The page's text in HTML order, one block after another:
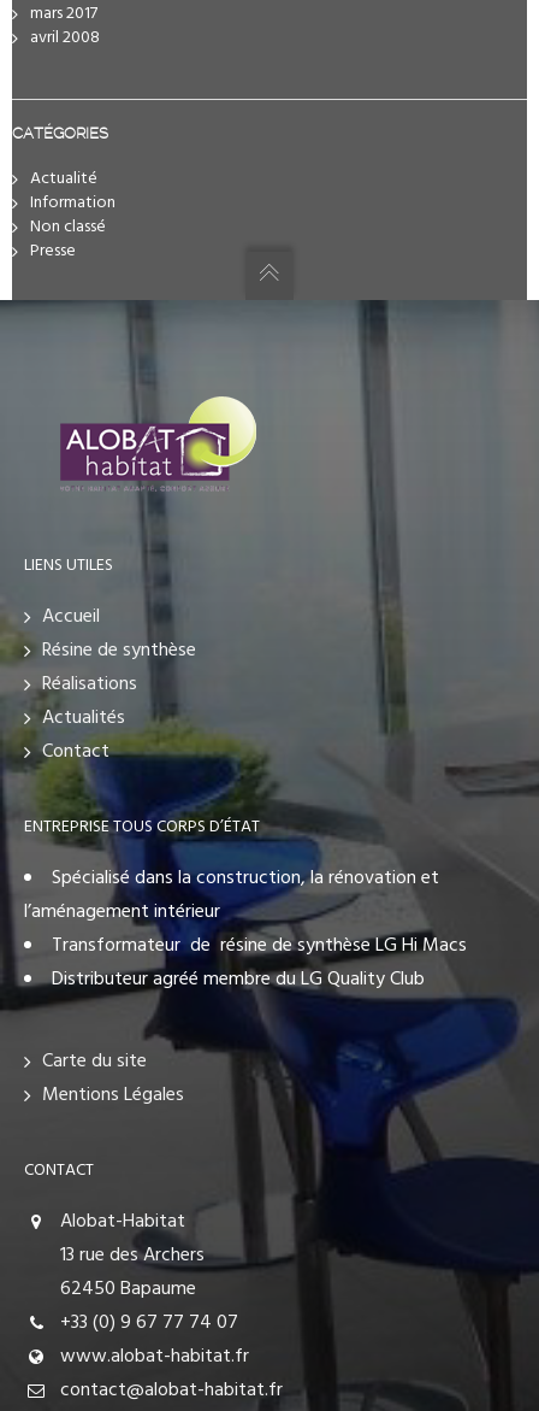
mars 2017
avril 2008
CATÉGORIES
Actualité
Information
Non classé
Presse
LIENS UTILES
Accueil
Résine de synthèse
Réalisations
Actualités
Contact
ENTREPRISE TOUS CORPS D’ÉTAT
Spécialisé dans la construction, la rénovation et
l’aménagement intérieur
Transformateur de résine de synthèse LG Hi Macs
Distributeur agréé membre du LG Quality Club
Carte du site
Mentions Légales
CONTACT
Alobat-Habitat
13 rue des Archers
62450 Bapaume
+33 (0) 9 67 77 74 07
www.alobat-habitat.fr
contact@alobat-habitat.fr